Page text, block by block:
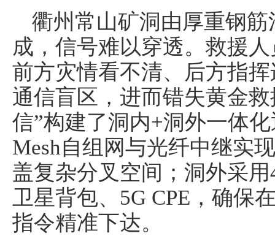
衢州常山矿洞由厚重钢
成，信号难以穿透。救援
前方灾情看不清、后方指
通信盲区，进而错失黄金
信”构建了洞内+洞外一体
Mesh自组网与光纤中继实
盖复杂分叉空间；洞外采
卫星背包、5G CPE，确保
指令精准下达。